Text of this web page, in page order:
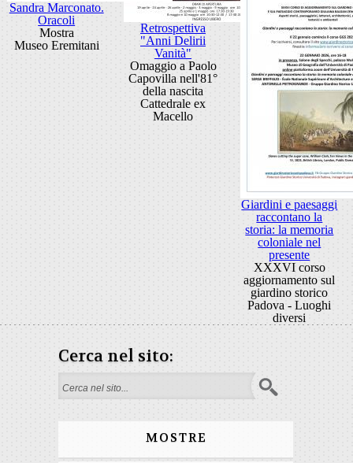
Retrospettiva
"Anni Delirii
Vanità"
Omaggio a Paolo
Capovilla nell'81°
della nascita
Cattedrale ex
Macello
Sandra Marconato.
Oracoli
Mostra
Museo Eremitani
Giardini e paesaggi
raccontano la
storia: la memoria
coloniale nel
presente
XXXVI corso
aggiornamento sul
giardino storico
Padova - Luoghi
diversi
Cerca nel sito:
Search form
MOSTRE